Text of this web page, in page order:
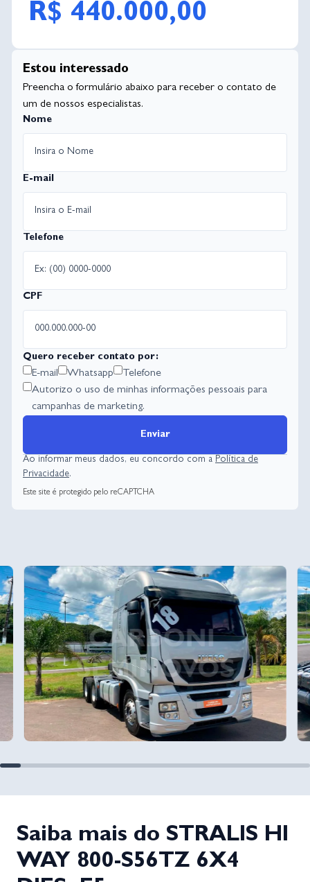
R$ 440.000,00
Estou interessado
Preencha o formulário abaixo para receber o contato de
um de nossos especialistas.
Nome
E-mail
Telefone
CPF
Quero receber contato por:
E-mail Whatsapp
Telefone
Autorizo o uso de minhas informações pessoais para
campanhas de marketing.
Enviar
Ao informar meus dados, eu concordo com a Política de
Privacidade.
Este site é protegido pelo reCAPTCHA
Saiba mais do STRALIS HI
WAY 800-S56TZ 6X4